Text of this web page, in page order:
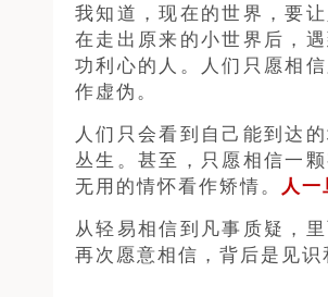
我知道，现在的世界，要
在走出原来的小世界后，
功利心的人。人们只愿相
作虚伪。
人们只会看到自己能到达
丛生。甚至，只愿相信一
无用的情怀看作矫情。 人
从轻易相信到凡事质疑，
再次愿意相信，背后是见识